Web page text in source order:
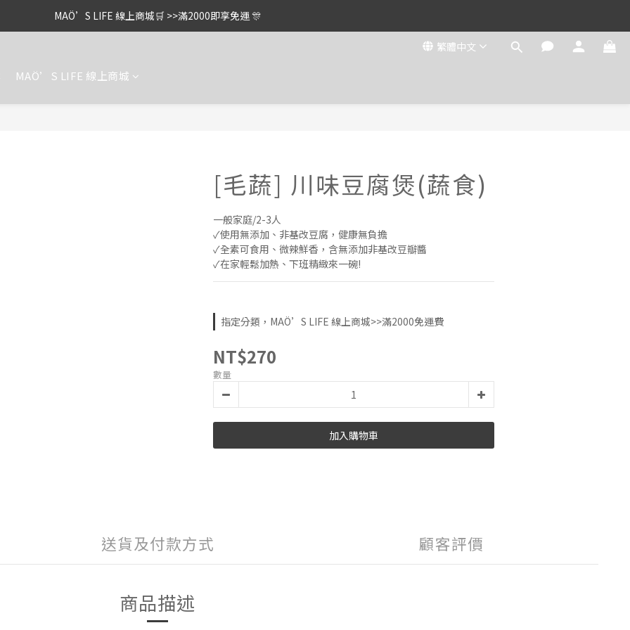
MAÖ’S LIFE 線上商城🛒 >>滿2000即享免運 🎊
繁體中文
MAÖ’S LIFE 線上商城
[毛蔬] 川味豆腐煲(蔬食)
一般家庭/2-3人
✓使用無添加、非基改豆腐，健康無負擔
✓全素可食用、微辣鮮香，含無添加非基改豆瓣醬
✓在家輕鬆加熱、下班精緻來一碗!
指定分類，MAÖ’S LIFE 線上商城>>滿2000免運費
NT$270
數量
加入購物車
送貨及付款方式 顧客評價
商品描述